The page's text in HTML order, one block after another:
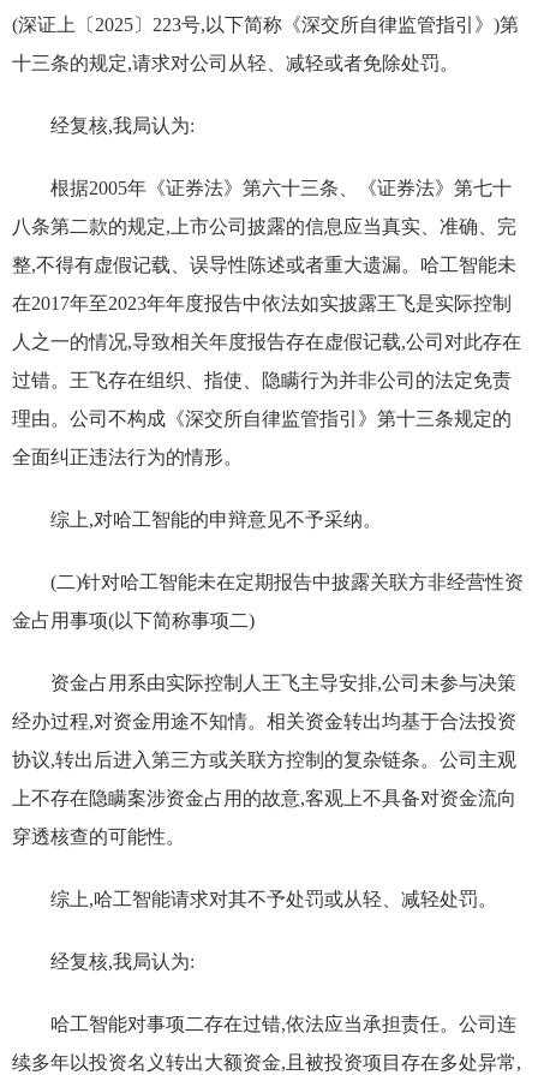
(深证上〔2025〕223号,以下简称《深交所自律监管指引》)第
十三条的规定,请求对公司从轻、减轻或者免除处罚。
经复核,我局认为:
根据2005年《证券法》第六十三条、《证券法》第七十
八条第二款的规定,上市公司披露的信息应当真实、准确、完
整,不得有虚假记载、误导性陈述或者重大遗漏。哈工智能未
在2017年至2023年年度报告中依法如实披露王飞是实际控制
人之一的情况,导致相关年度报告存在虚假记载,公司对此存在
过错。王飞存在组织、指使、隐瞒行为并非公司的法定免责
理由。公司不构成《深交所自律监管指引》第十三条规定的
全面纠正违法行为的情形。
综上,对哈工智能的申辩意见不予采纳。
(二)针对哈工智能未在定期报告中披露关联方非经营性资
金占用事项(以下简称事项二)
资金占用系由实际控制人王飞主导安排,公司未参与决策
经办过程,对资金用途不知情。相关资金转出均基于合法投资
协议,转出后进入第三方或关联方控制的复杂链条。公司主观
上不存在隐瞒案涉资金占用的故意,客观上不具备对资金流向
穿透核查的可能性。
综上,哈工智能请求对其不予处罚或从轻、减轻处罚。
经复核,我局认为:
哈工智能对事项二存在过错,依法应当承担责任。公司连
续多年以投资名义转出大额资金,且被投资项目存在多处异常,